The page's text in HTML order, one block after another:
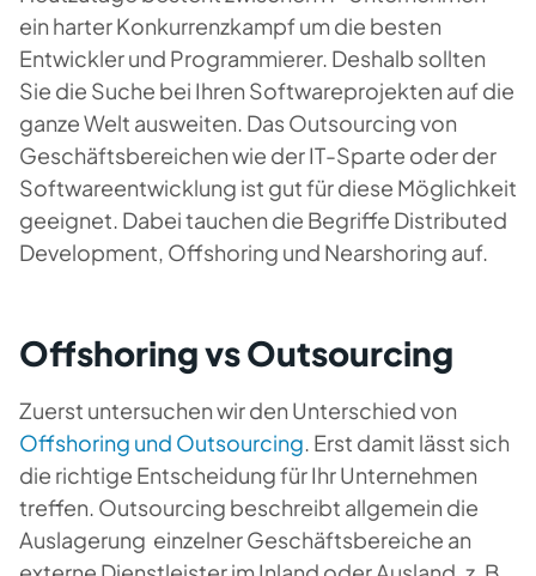
ein harter Konkurrenzkampf um die besten
Entwickler und Programmierer. Deshalb sollten
Sie die Suche bei Ihren Softwareprojekten auf die
ganze Welt ausweiten. Das Outsourcing von
Geschäftsbereichen wie der IT-Sparte oder der
Softwareentwicklung ist gut für diese Möglichkeit
geeignet. Dabei tauchen die Begriffe Distributed
Development, Offshoring und Nearshoring auf.
Offshoring vs Outsourcing
Zuerst untersuchen wir den Unterschied von
Offshoring und Outsourcing. Erst damit lässt sich
die richtige Entscheidung für Ihr Unternehmen
treffen. Outsourcing beschreibt allgemein die
Auslagerung einzelner Geschäftsbereiche an